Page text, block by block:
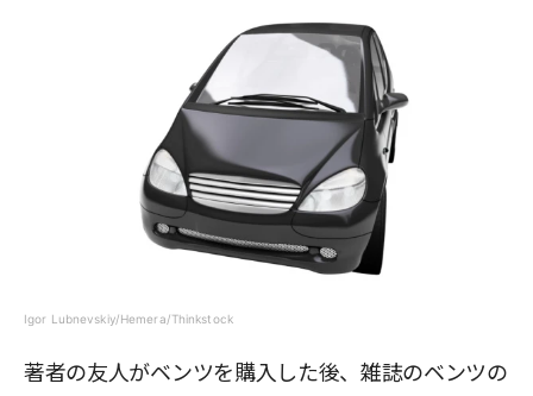
Igor Lubnevskiy/Hemera/Thinkstock
著者の友人がベンツを購入した後、雑誌のベンツの